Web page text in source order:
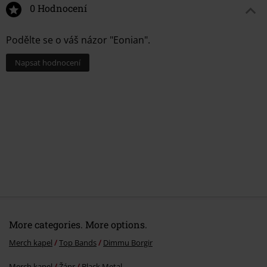
0 Hodnocení
Podělte se o váš názor "Eonian".
Napsat hodnocení
More categories. More options.
Merch kapel Top Bands Dimmu Borgir